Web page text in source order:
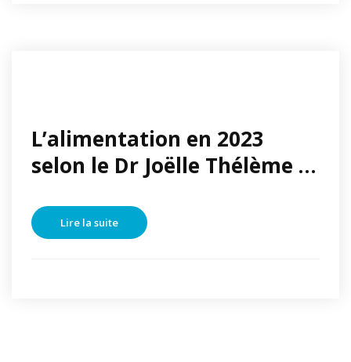
L’alimentation en 2023
selon le Dr Joëlle Thélème …
Lire la suite